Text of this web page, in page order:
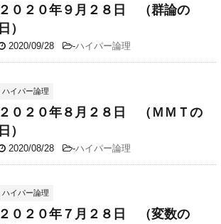
２０２０年９月２８日 （群論の
日）
2020/09/28 -ハイパー論理
ハイパー論理
２０２０年８月２８日 （ＭＭＴの
日）
2020/08/28 -ハイパー論理
ハイパー論理
２０２０年７月２８日 （変数の